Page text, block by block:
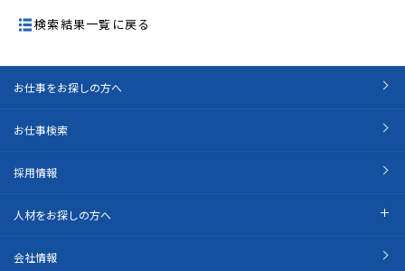
検索結果一覧に戻る
お仕事をお探しの方へ
お仕事検索
採用情報
人材をお探しの方へ
会社情報